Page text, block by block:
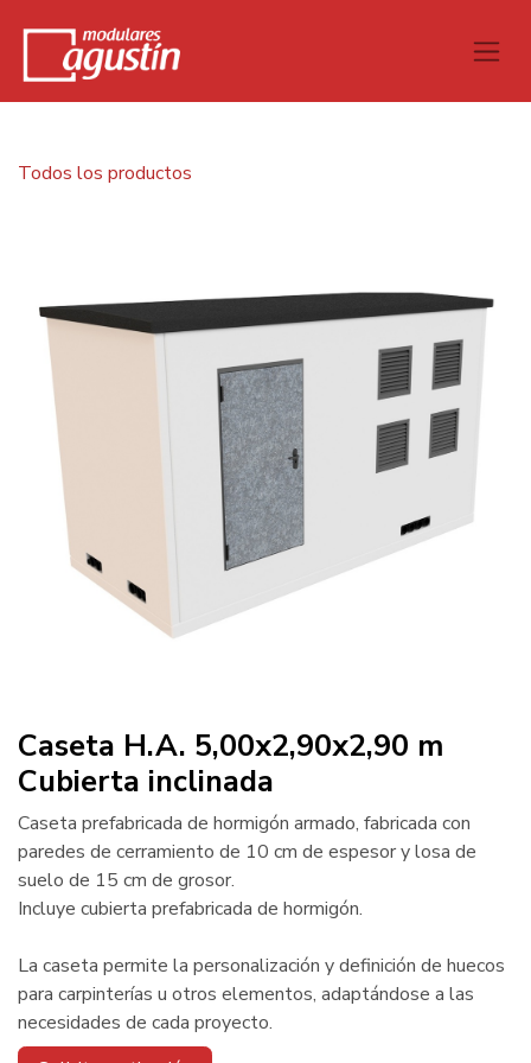
Todos los productos
Caseta H.A. 5,00x2,90x2,90 m
Cubierta inclinada
Caseta prefabricada de hormigón armado, fabricada con
paredes de cerramiento de 10 cm de espesor y losa de
suelo de 15 cm de grosor.
Incluye cubierta prefabricada de hormigón.
La caseta permite la personalización y definición de huecos
para carpinterías u otros elementos, adaptándose a las
necesidades de cada proyecto.